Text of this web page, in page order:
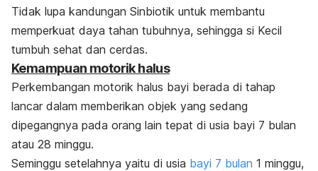
Tidak lupa kandungan Sinbiotik untuk membantu
memperkuat daya tahan tubuhnya, sehingga si Kecil
tumbuh sehat dan cerdas.
Kemampuan motorik halus
Perkembangan motorik halus bayi berada di tahap
lancar dalam memberikan objek yang sedang
dipegangnya pada orang lain tepat di usia bayi 7 bulan
atau 28 minggu.
Seminggu setelahnya yaitu di usia bayi 7 bulan 1 minggu,